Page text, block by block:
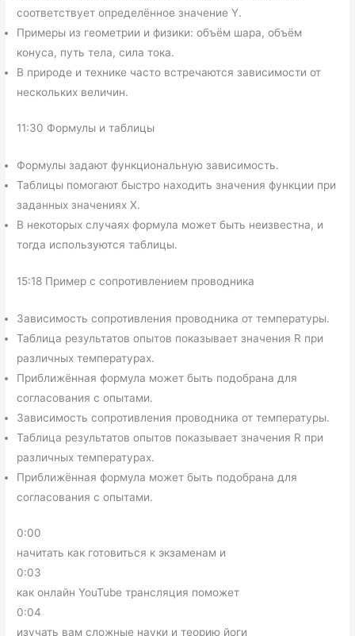
соответствует определённое значение Y.
Примеры из геометрии и физики: объём шара, объём
конуса, путь тела, сила тока.
В природе и технике часто встречаются зависимости от
нескольких величин.
11:30 Формулы и таблицы
Формулы задают функциональную зависимость.
Таблицы помогают быстро находить значения функции при
заданных значениях X.
В некоторых случаях формула может быть неизвестна, и
тогда используются таблицы.
15:18 Пример с сопротивлением проводника
Зависимость сопротивления проводника от температуры.
Таблица результатов опытов показывает значения R при
различных температурах.
Приближённая формула может быть подобрана для
согласования с опытами.
Зависимость сопротивления проводника от температуры.
Таблица результатов опытов показывает значения R при
различных температурах.
Приближённая формула может быть подобрана для
согласования с опытами.
0:00
начитать как готовиться к экзаменам и
0:03
как онлайн YouTube трансляция поможет
0:04
изучать вам сложные науки и теорию йоги